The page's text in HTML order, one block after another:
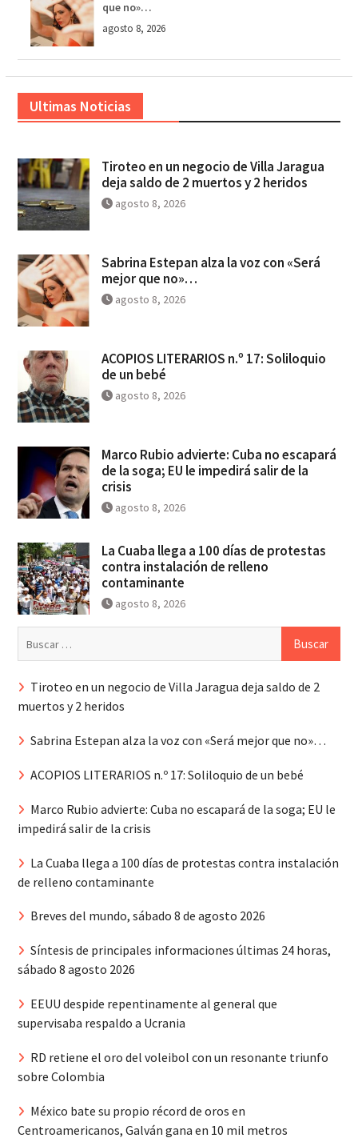
que no»…
agosto 8, 2026
Ultimas Noticias
Tiroteo en un negocio de Villa Jaragua
deja saldo de 2 muertos y 2 heridos
agosto 8, 2026
Sabrina Estepan alza la voz con «Será
mejor que no»…
agosto 8, 2026
ACOPIOS LITERARIOS n.º 17: Soliloquio
de un bebé
agosto 8, 2026
Marco Rubio advierte: Cuba no escapará
de la soga; EU le impedirá salir de la
crisis
agosto 8, 2026
La Cuaba llega a 100 días de protestas
contra instalación de relleno
contaminante
agosto 8, 2026
Tiroteo en un negocio de Villa Jaragua deja saldo de 2
muertos y 2 heridos
Sabrina Estepan alza la voz con «Será mejor que no»…
ACOPIOS LITERARIOS n.º 17: Soliloquio de un bebé
Marco Rubio advierte: Cuba no escapará de la soga; EU le
impedirá salir de la crisis
La Cuaba llega a 100 días de protestas contra instalación
de relleno contaminante
Breves del mundo, sábado 8 de agosto 2026
Síntesis de principales informaciones últimas 24 horas,
sábado 8 agosto 2026
EEUU despide repentinamente al general que
supervisaba respaldo a Ucrania
RD retiene el oro del voleibol con un resonante triunfo
sobre Colombia
México bate su propio récord de oros en
Centroamericanos, Galván gana en 10 mil metros